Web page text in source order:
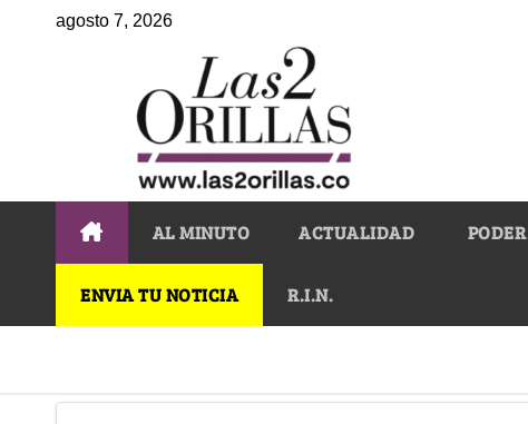
agosto 7, 2026
AL MINUTO ACTUALIDAD PODER
ENVIA TU NOTICIA R.I.N.